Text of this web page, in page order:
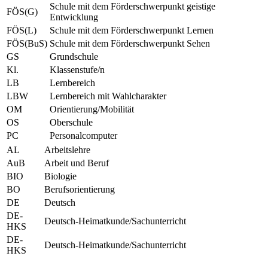
FÖS(G)
Schule mit dem Förderschwerpunkt geistige
Entwicklung
FÖS(L)
Schule mit dem Förderschwerpunkt Lernen
FÖS(BuS) Schule mit dem Förderschwerpunkt Sehen
GS
Grundschule
Kl.
Klassenstufe/n
LB
Lernbereich
LBW
Lernbereich mit Wahlcharakter
OM
Orientierung/Mobilität
OS
Oberschule
PC
Personalcomputer
AL
Arbeitslehre
AuB
Arbeit und Beruf
BIO
Biologie
BO
Berufsorientierung
DE
Deutsch
DE-
HKS
Deutsch-Heimatkunde/Sachunterricht
DE-
HKS
Deutsch-Heimatkunde/Sachunterricht